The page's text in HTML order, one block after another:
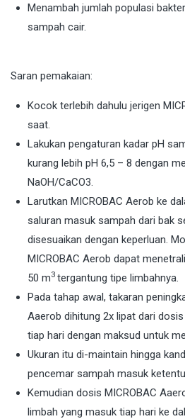
Menambah jumlah populasi
sampah cair.
Saran pemakaian:
Kocok terlebih dahulu jerigen
saat.
Lakukan pengaturan kadar pH
kurang lebih pH 6,5 – 8 dengan
NaOH/CaCO3.
Larutkan MICROBAC Aerob ke
saluran masuk sampah dari bak
disesuaikan dengan keperluan.
MICROBAC Aerob dapat
50 m3 tergantung tipe limbahnya.
Pada tahap awal, takaran
Aaerob dihitung 2x lipat dari
tiap hari dengan maksud untuk
Ukuran itu di-maintain hingga
pencemar sampah masuk
Kemudian dosis MICROBAC
limbah yang masuk tiap hari ke